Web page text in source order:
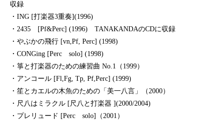
収録
・ING [打楽器3重奏](1996)
・2435 [Pf&Perc] (1996) TANAKANDAのCDに収録
・やぶかの飛行 [vn,Pf, Perc] (1998)
・CONGing [Perc solo] (1998)
・箏と打楽器のための練習曲 No.1（1999）
・アンコール [Fl,Fg, Tp, Pf,Perc] (1999)
・笙とカエルの木魚のための「美一八言」（2000）
・尺八はミラクル [尺八と打楽器 ](2000/2004)
・プレリュード [Perc solo]（2001）